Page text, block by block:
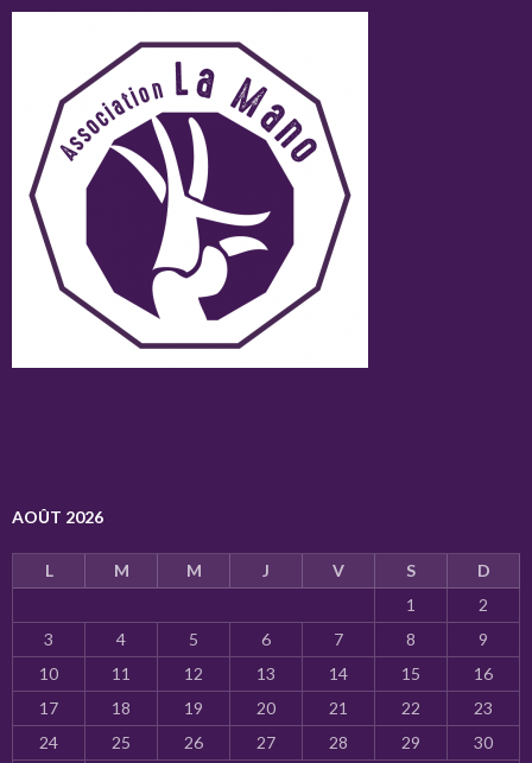
AOÛT 2026
L M M J V S
D
1
2
3
4 5 6 7 8
9
10
11 12 13 14 15
16
17
18 19 20 21 22
23
24
25 26 27 28 29 30